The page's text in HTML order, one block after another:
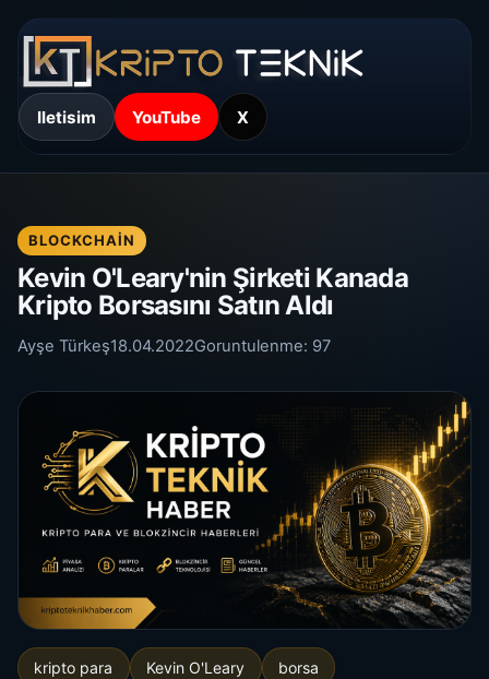
Iletisim YouTube X
BLOCKCHAIN
Kevin O'Leary'nin Şirketi Kanada
Kripto Borsasını Satın Aldı
Ayşe Türkeş18.04.2022Goruntulenme: 97
kripto para Kevin O'Leary borsa